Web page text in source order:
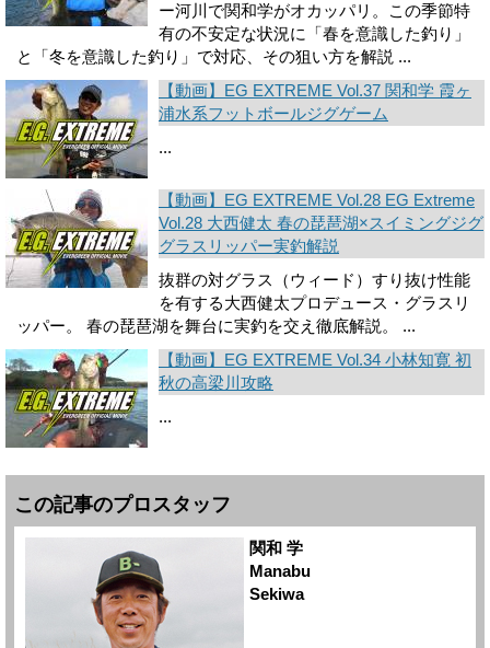
ー河川で関和学がオカッパリ。この季節特
有の不安定な状況に「春を意識した釣り」
と「冬を意識した釣り」で対応、その狙い方を解説 ...
【動画】EG EXTREME Vol.37 関和学 霞ヶ
浦水系フットボールジグゲーム
...
【動画】EG EXTREME Vol.28 EG Extreme
Vol.28 大西健太 春の琵琶湖×スイミングジグ
グラスリッパー実釣解説
抜群の対グラス（ウィード）すり抜け性能
を有する大西健太プロデュース・グラスリ
ッパー。 春の琵琶湖を舞台に実釣を交え徹底解説。 ...
【動画】EG EXTREME Vol.34 小林知寛 初
秋の高梁川攻略
...
この記事のプロスタッフ
関和 学
Manabu
Sekiwa